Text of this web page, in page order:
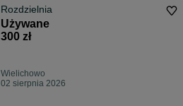
Rozdzielnia
Używane
300 zł
Wielichowo
02 sierpnia 2026